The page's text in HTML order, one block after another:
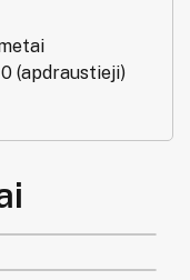
(apdraustieji)